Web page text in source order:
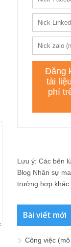
Lưu ý: Các bên
Blog Nhân sự
trường hợp khác
Bài viết mới
Công việc